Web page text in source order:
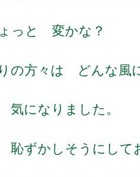
っと 変かな？
の方々は どんな風
気になりました。
恥ずかしそうにして